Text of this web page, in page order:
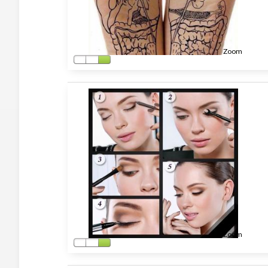
Zoom
Zoom